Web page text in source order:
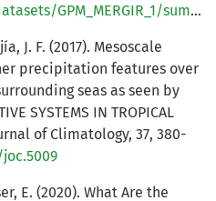
GPM_MERGIR_1/summary
J. F. (2017). Mesoscale
precipitation features over
seas as seen by
SYSTEMS IN TROPICAL
of Climatology, 37, 380-
E. (2020). What Are the